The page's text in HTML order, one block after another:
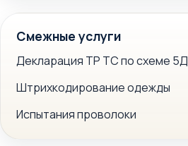
Смежные услуги
Декларация ТР ТС по схеме 5Д
Штрихкодирование одежды
Испытания проволоки